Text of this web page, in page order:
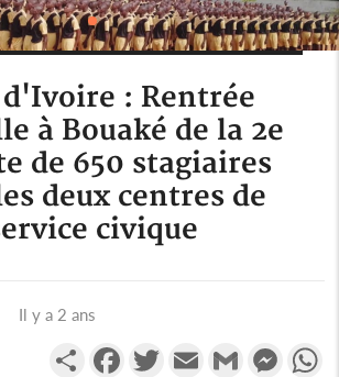
d'Ivoire : Rentrée
à Bouaké de la 2e
de 650 stagiaires
deux centres de
civique
Il y a 2 ans
PartagerFacebookTwitterEmail Gmail